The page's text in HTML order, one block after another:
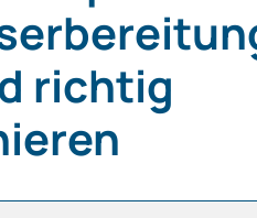
richtig